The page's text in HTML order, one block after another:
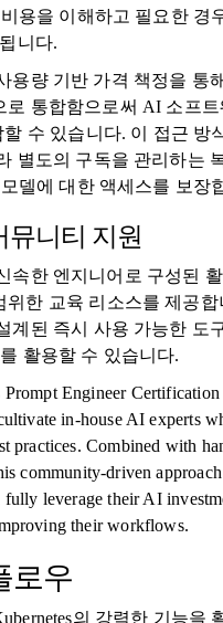
용을 이해하고 필요한 경
니다.
용량 기반 가격 책정을 통
로 통합함으로써 AI 소프트
할 수 있습니다. 이 접근 방
별도의 구독을 관리하는
델에 대한 액세스를 보장
뮤니티 지원
속한 엔지니어로 구성된
위한 교육 리소스를 제공합
계된 즉시 사용 가능한 도
활용할 수 있습니다.
Prompt Engineer
in-house AI experts
practices. Combined with
community-driven approach
fully leverage their AI
their workflows.
로우
의 강력한 기능을